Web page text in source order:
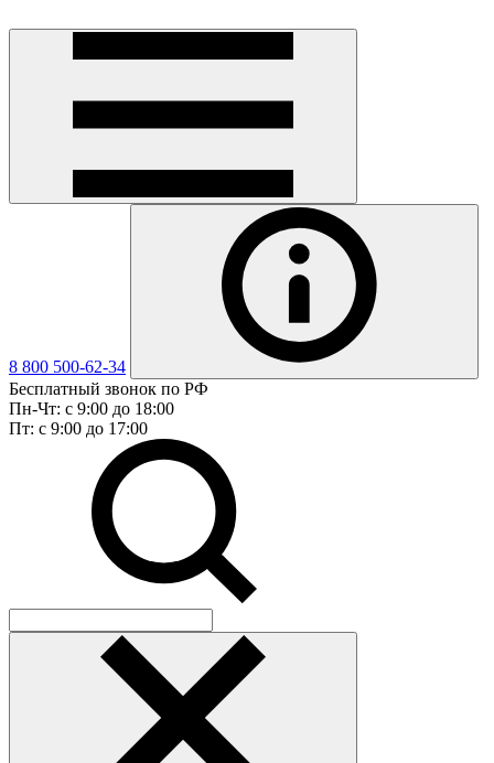
8 800 500-62-34
Бесплатный звонок по РФ
Пн-Чт: с 9:00 до 18:00
Пт: с 9:00 до 17:00